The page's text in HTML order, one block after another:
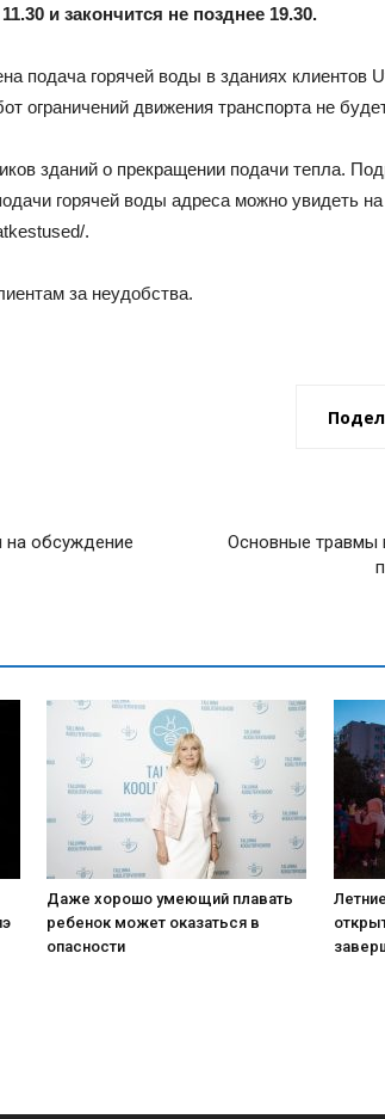
и закончится не позднее 19.30.
подача горячей воды в зданиях клиентов
ограничений движения транспорта не
зданий о прекращении подачи тепла.
горячей воды адреса можно увидеть на
.
за неудобства.
на обсуждение
Основные травмы
Даже хорошо умеющий плавать
ребенок может оказаться в
опасности